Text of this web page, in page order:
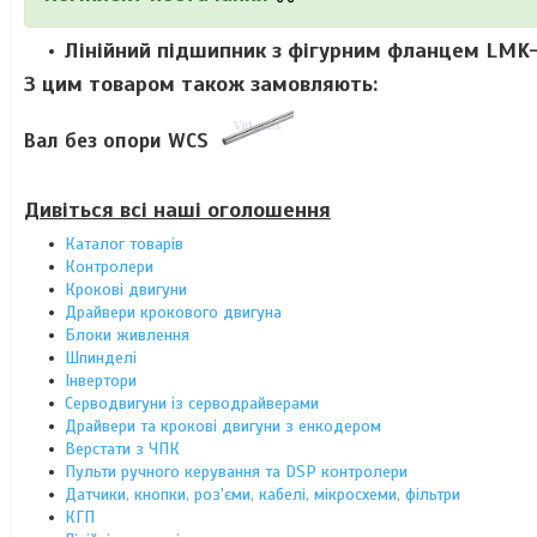
Лінійний підшипник з фігурним фланцем
З цим товаром також замовляють:
Вал без опори WCS
Дивіться всі наші оголошення
Каталог товарів
Контролери
Крокові двигуни
Драйвери крокового двигуна
Блоки живлення
Шпинделі
Інвертори
Серводвигуни із серводрайверами
Драйвери та крокові двигуни з енкодером
Верстати з ЧПК
Пульти ручного керування та DSP контролери
Датчики, кнопки, роз'єми, кабелі, мікросхеми, фільтри
КГП